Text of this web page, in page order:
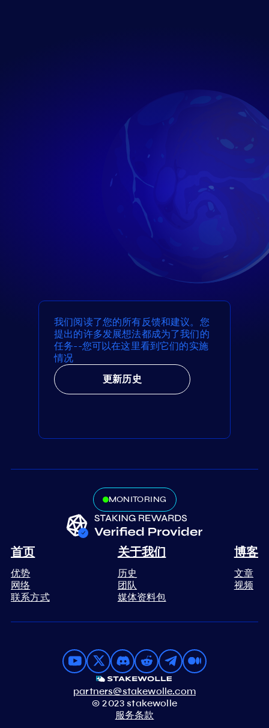
我们阅读了您的所有反馈和建议。您
提出的许多发展想法都成为了我们的
任务--您可以在这里看到它们的实施
情况
更新历史
MONITORING
首页
优势
网络
联系方式
关于我们
历史
团队
媒体资料包
博客
文章
视频
partners@stakewolle.com
© 2023 stakewolle
服务条款